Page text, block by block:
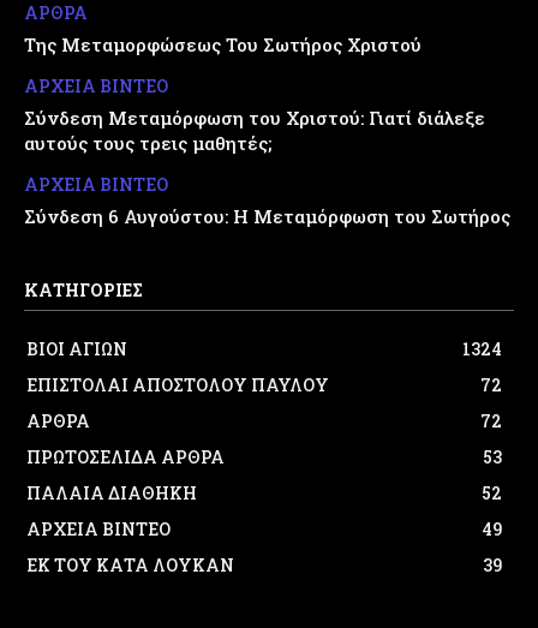
ΑΡΘΡΑ
Της Μεταμορφώσεως Του Σωτήρος Χριστού
ΑΡΧΕΙΑ ΒΙΝΤΕΟ
Σύνδεση Μεταμόρφωση του Χριστού: Γιατί διάλεξε
αυτούς τους τρεις μαθητές;
ΑΡΧΕΙΑ ΒΙΝΤΕΟ
Σύνδεση 6 Αυγούστου: Η Μεταμόρφωση του Σωτήρος
ΚΑΤΗΓΟΡΙΕΣ
ΒΙΟΙ ΑΓΙΩΝ
1324
ΕΠΙΣΤΟΛΑΙ ΑΠΟΣΤΟΛΟΥ ΠΑΥΛΟΥ
72
ΑΡΘΡΑ
72
ΠΡΩΤΟΣΕΛΙΔΑ ΑΡΘΡΑ
53
ΠΑΛΑΙΑ ΔΙΑΘΗΚΗ
52
ΑΡΧΕΙΑ ΒΙΝΤΕΟ
49
ΕΚ ΤΟΥ ΚΑΤΑ ΛΟΥΚΑΝ
39